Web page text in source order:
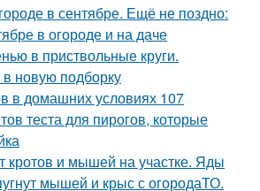
в сентябре. Ещё не поздно:
в огороде и на даче
в приствольные круги.
новую подборку
в домашних условиях 107
теста для пирогов, которые
кротов и мышей на участке. Яды
мышей и крыс с огородаТО.